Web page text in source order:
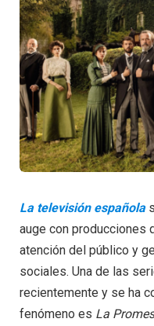
La televisión española
auge con producciones
atención del público y
sociales. Una de las
recientemente y se ha
fenómeno es La